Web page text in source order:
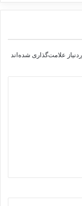
علامت‌گذاری شده‌اند